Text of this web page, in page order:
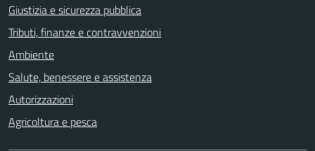
Giustizia e sicurezza pubblica
Tributi, finanze e contravvenzioni
Ambiente
Salute, benessere e assistenza
Autorizzazioni
Agricoltura e pesca